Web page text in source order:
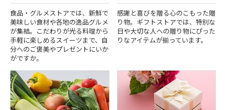
食品・グルメストアでは、新鮮で
美味しい食材や各地の逸品グルメ
が集結。こだわりが光る料理から
手軽に楽しめるスイーツまで、自
分へのご褒美やプレゼントにいか
がですか。
感謝と喜びを贈る心のこもった贈
り物。ギフトストアでは、特別な
日や大切な人への贈り物にぴった
りなアイテムが揃っています。